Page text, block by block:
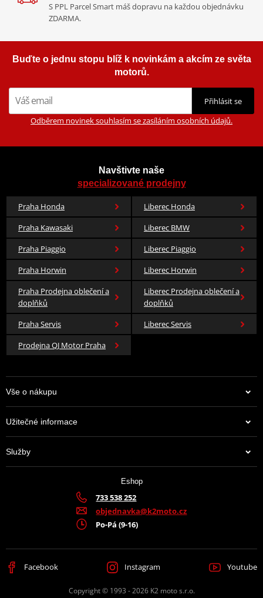
S PPL Parcel Smart máš dopravu na každou objednávku
ZDARMA.
Buďte o jednu stopu blíž k novinkám a akcím ze světa
motorů.
Přihlásit se
Odběrem novinek souhlasím se zasíláním osobních údajů.
Navštivte naše
specializované prodejny
Praha Honda
Liberec Honda
Praha Kawasaki
Liberec BMW
Praha Piaggio
Liberec Piaggio
Praha Horwin
Liberec Horwin
Praha Prodejna oblečení a
doplňků
Liberec Prodejna oblečení a
doplňků
Praha Servis
Liberec Servis
Prodejna QJ Motor Praha
Vše o nákupu
Užitečné informace
Služby
Eshop
733 538 252
objednavka@k2moto.cz
Po-Pá (9-16)
Facebook Instagram Youtube
Copyright © 1993 - 2026 K2 moto s.r.o.